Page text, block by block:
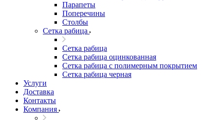
Парапеты
Поперечины
Столбы
Сетка рабица
Сетка рабица
Сетка рабица оцинкованная
Сетка рабица с полимерным покрытием
Сетка рабица черная
Услуги
Доставка
Контакты
Компания